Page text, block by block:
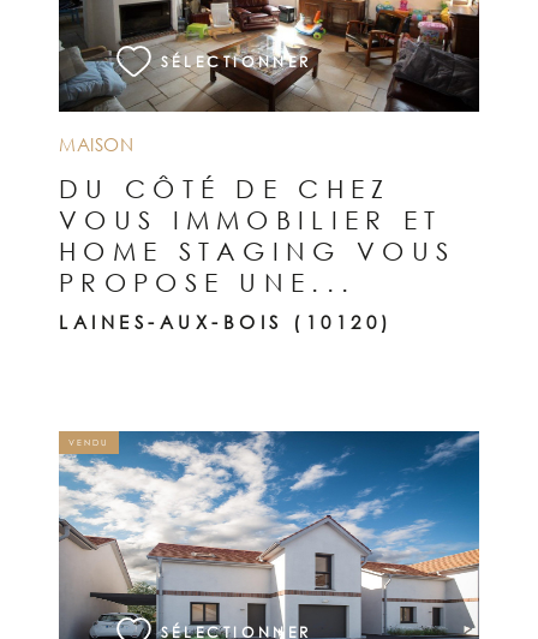
MAISON
DU CÔTÉ DE CHEZ
VOUS IMMOBILIER ET
HOME STAGING VOUS
PROPOSE UNE...
LAINES-AUX-BOIS (10120)
SÉLECTIONNER
VENDU
SÉLECTIONNER
VOIR LE BIEN